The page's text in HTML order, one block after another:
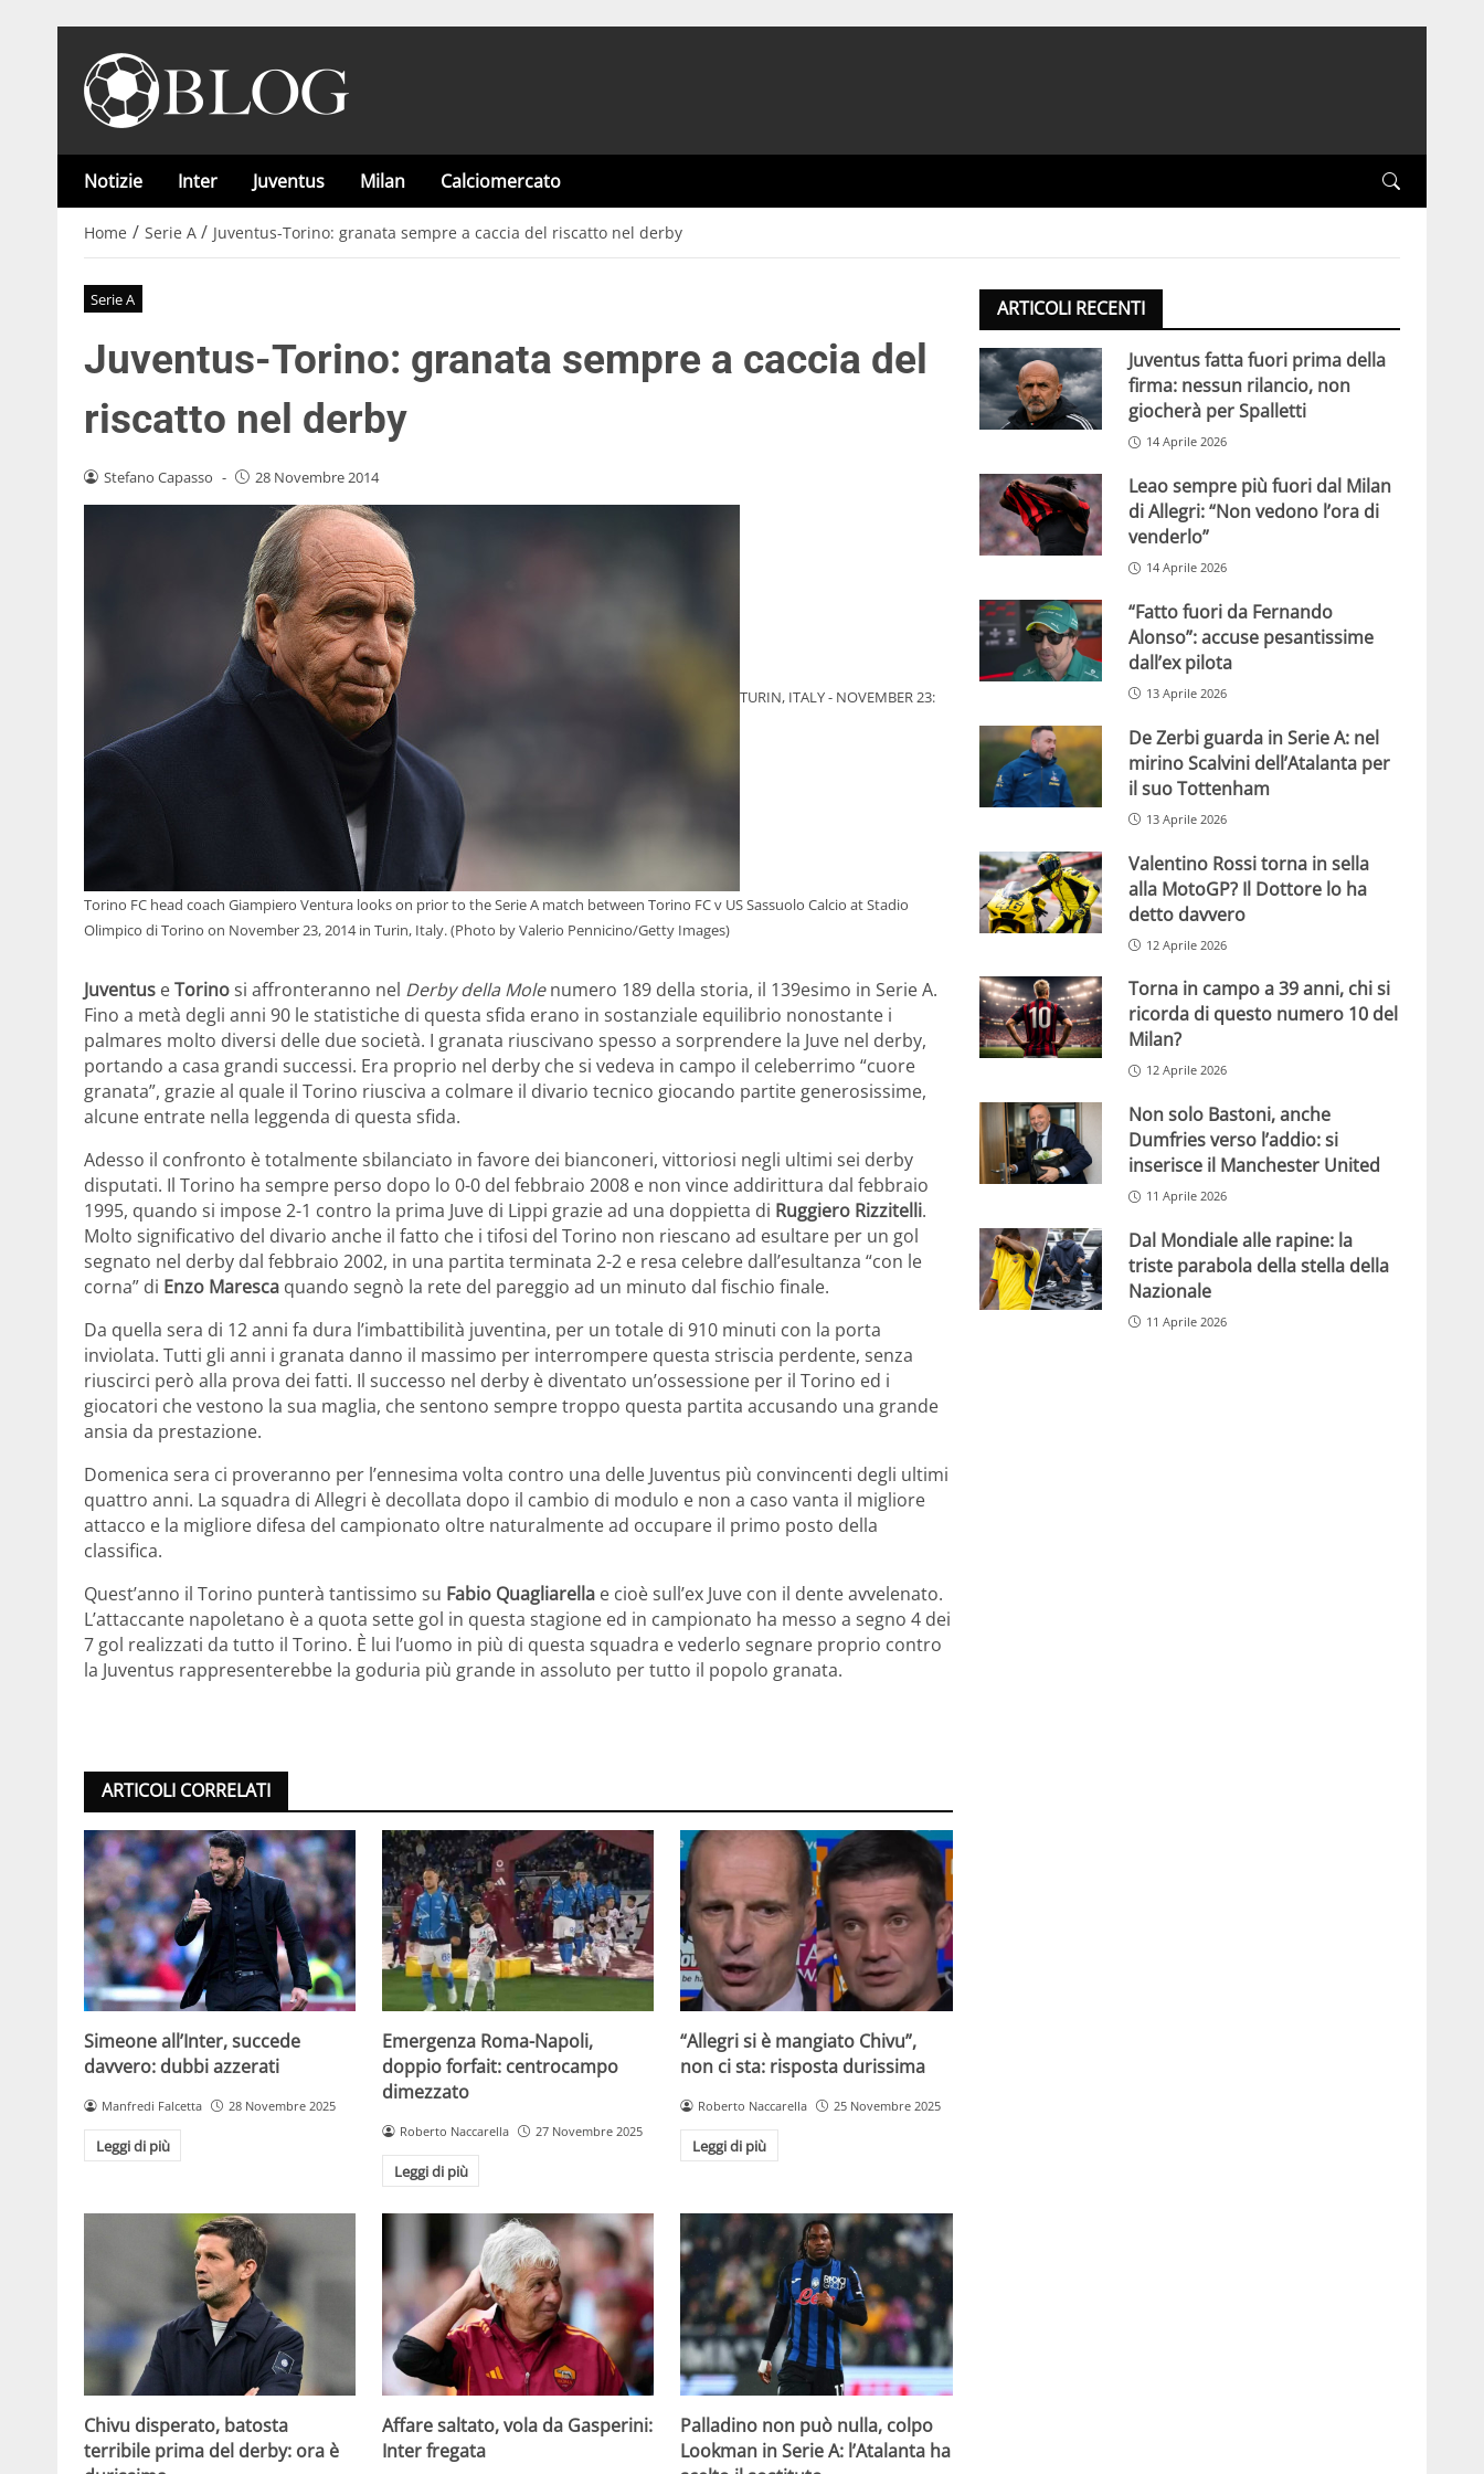
Notizie Inter Juventus Milan Calciomercato
Home / Serie A / Juventus-Torino: granata sempre a caccia del riscatto nel derby
Serie A
Juventus-Torino: granata sempre a caccia del
riscatto nel derby
Stefano Capasso - 28 Novembre 2014
TURIN, ITALY - NOVEMBER 23:
Torino FC head coach Giampiero Ventura looks on prior to the Serie A match between Torino FC v US Sassuolo Calcio at Stadio
Olimpico di Torino on November 23, 2014 in Turin, Italy. (Photo by Valerio Pennicino/Getty Images)
Juventus eTorinosi affronteranno nel Derby della Molenumero 189 della storia, il 139esimo in Serie A.
Fino a metà degli anni 90 le statistiche di questa sfida erano in sostanziale equilibrio nonostante i
palmares molto diversi delle due società. I granata riuscivano spesso a sorprendere la Juve nel derby,
portando a casa grandi successi. Era proprio nel derby che si vedeva in campo il celeberrimo “cuore
granata”, grazie al quale il Torino riusciva a colmare il divario tecnico giocando partite generosissime,
alcune entrate nella leggenda di questa sfida.
Adesso il confronto è totalmente sbilanciato in favore dei bianconeri, vittoriosi negli ultimi sei derby
disputati. Il Torino ha sempre perso dopo lo 0-0 del febbraio 2008 e non vince addirittura dal febbraio
1995, quando si impose 2-1 contro la prima Juve di Lippi grazie ad una doppietta di Ruggiero Rizzitelli.
Molto significativo del divario anche il fatto che i tifosi del Torino non riescano ad esultare per un gol
segnato nel derby dal febbraio 2002, in una partita terminata 2-2 e resa celebre dall’esultanza “con le
corna” di Enzo Maresca quando segnò la rete del pareggio ad un minuto dal fischio finale.
Da quella sera di 12 anni fa dura l’imbattibilità juventina, per un totale di 910 minuti con la porta
inviolata. Tutti gli anni i granata danno il massimo per interrompere questa striscia perdente, senza
riuscirci però alla prova dei fatti. Il successo nel derby è diventato un’ossessione per il Torino ed i
giocatori che vestono la sua maglia, che sentono sempre troppo questa partita accusando una grande
ansia da prestazione.
Domenica sera ci proveranno per l’ennesima volta contro una delle Juventus più convincenti degli ultimi
quattro anni. La squadra di Allegri è decollata dopo il cambio di modulo e non a caso vanta il migliore
attacco e la migliore difesa del campionato oltre naturalmente ad occupare il primo posto della
classifica.
Quest’anno il Torino punterà tantissimo su Fabio Quagliarella e cioè sull’ex Juve con il dente avvelenato.
L’attaccante napoletano è a quota sette gol in questa stagione ed in campionato ha messo a segno 4 dei
7 gol realizzati da tutto il Torino. È lui l’uomo in più di questa squadra e vederlo segnare proprio contro
la Juventus rappresenterebbe la goduria più grande in assoluto per tutto il popolo granata.
ARTICOLI CORRELATI
Simeone all’Inter, succede
davvero: dubbi azzerati
Manfredi Falcetta 28 Novembre 2025
Leggi di più
Emergenza Roma-Napoli,
doppio forfait: centrocampo
dimezzato
Roberto Naccarella 27 Novembre 2025
Leggi di più
“Allegri si è mangiato Chivu”,
non ci sta: risposta durissima
Roberto Naccarella 25 Novembre 2025
Leggi di più
Chivu disperato, batosta
terribile prima del derby: ora è
Affare saltato, vola da Gasperini:
Inter fregata
Palladino non può nulla, colpo
Lookman in Serie A: l’Atalanta ha
ARTICOLI RECENTI
Juventus fatta fuori prima della
firma: nessun rilancio, non
giocherà per Spalletti
14 Aprile 2026
Leao sempre più fuori dal Milan
di Allegri: “Non vedono l’ora di
venderlo”
14 Aprile 2026
“Fatto fuori da Fernando
Alonso”: accuse pesantissime
dall’ex pilota
13 Aprile 2026
De Zerbi guarda in Serie A: nel
mirino Scalvini dell’Atalanta per
il suo Tottenham
13 Aprile 2026
Valentino Rossi torna in sella
alla MotoGP? Il Dottore lo ha
detto davvero
12 Aprile 2026
Torna in campo a 39 anni, chi si
ricorda di questo numero 10 del
Milan?
12 Aprile 2026
Non solo Bastoni, anche
Dumfries verso l’addio: si
inserisce il Manchester United
11 Aprile 2026
Dal Mondiale alle rapine: la
triste parabola della stella della
Nazionale
11 Aprile 2026